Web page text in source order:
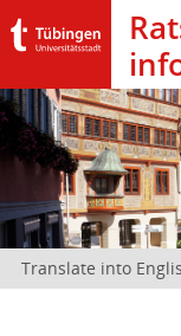
Translate into